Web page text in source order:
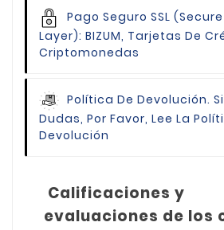
Pago Seguro SSL
Layer): BIZUM, Tarjetas De
Criptomonedas
Política De Devolución.
Dudas, Por Favor, Lee La
Devolución
Calificaciones y
evaluaciones de los